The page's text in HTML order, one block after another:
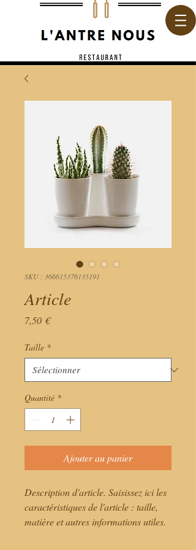
SKU : 366615376135191
Article
7,50 €Prix
Taille *
Quantité *
Ajouter au panier
Description d'article. Saisissez ici les
caractéristiques de l'article : taille,
matière et autres informations utiles.